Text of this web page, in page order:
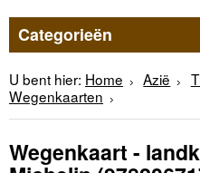
Categorieën
U bent hier: Home Azië
Wegenkaarten
Wegenkaart -